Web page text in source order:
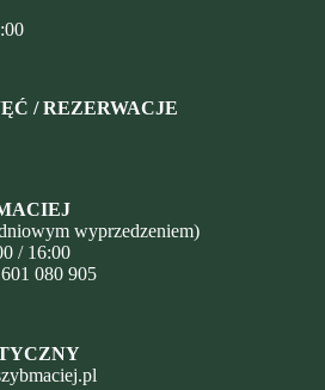
/ REZERWACJE
wyprzedzeniem)
/ 16:00
080 905